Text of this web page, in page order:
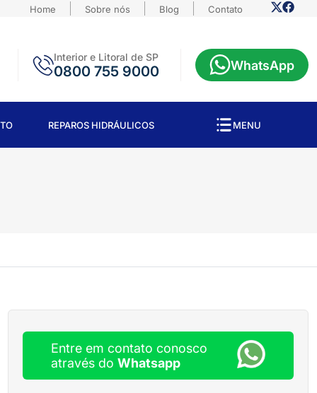
Home Sobre nós Blog Contato
Interior e Litoral de SP
0800 755 9000 WhatsApp
REPAROS HIDRÁULICOS MENU
Entre em contato conosco
através do Whatsapp